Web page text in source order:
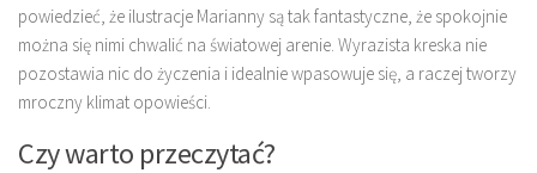
powiedzieć, że ilustracje Marianny są tak fantastyczne, że spokojnie
można się nimi chwalić na światowej arenie. Wyrazista kreska nie
pozostawia nic do życzenia i idealnie wpasowuje się, a raczej tworzy
mroczny klimat opowieści.
Czy warto przeczytać?